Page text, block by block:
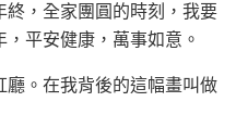
，全家團圓的時刻，我要
平安健康，萬事如意。
。在我背後的這幅畫叫做